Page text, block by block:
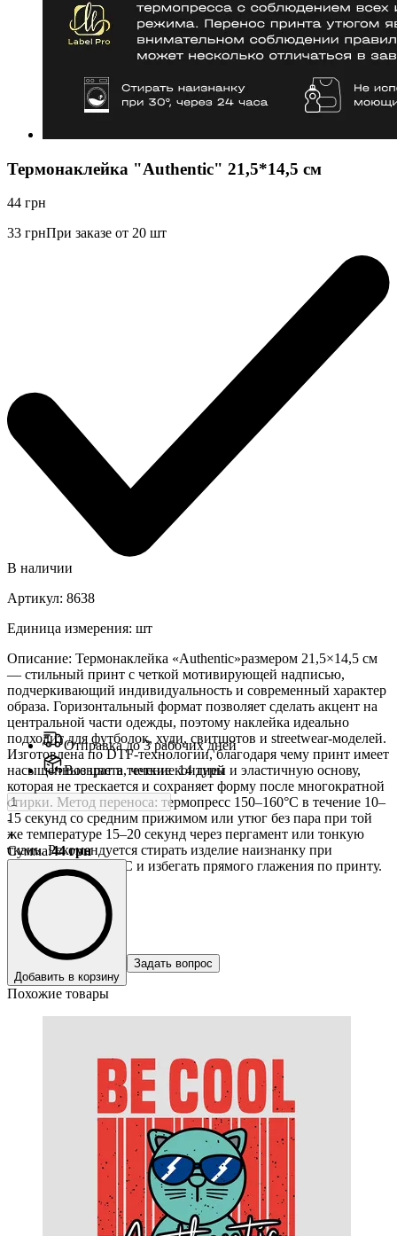
Термонаклейка "Authentic" 21,5*14,5 см
44 грн
33 грнПри заказе от 20 шт
В наличии
Артикул: 8638
Единица измерения: шт
Описание: Термонаклейка «Authentic»размером 21,5×14,5 см
— стильный принт с четкой мотивирующей надписью,
подчеркивающий индивидуальность и современный характер
образа. Горизонтальный формат позволяет сделать акцент на
центральной части одежды, поэтому наклейка идеально
подходит для футболок, худи, свитшотов и streetwear-моделей.
Изготовлена ​​по DTF-технологии, благодаря чему принт имеет
насыщенные цвета, четкие контуры и эластичную основу,
которая не трескается и сохраняет форму после многократной
стирки. Метод переноса: термопресс 150–160°C в течение 10–
15 секунд со средним прижимом или утюг без пара при той
же температуре 15–20 секунд через пергамент или тонкую
ткань. Рекомендуется стирать изделие наизнанку при
температуре до 30°C и избегать прямого глажения по принту.
Отправка до 3 рабочих дней
Возврат в течение 14 дней
-
+
Сумма:44 грн
Добавить в корзину
Задать вопрос
Похожие товары